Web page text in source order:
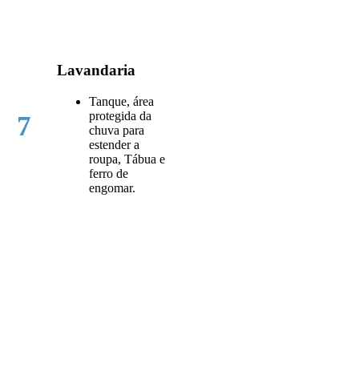
7
Lavandaria
Tanque, área
protegida da
chuva para
estender a
roupa, Tábua e
ferro de
engomar.